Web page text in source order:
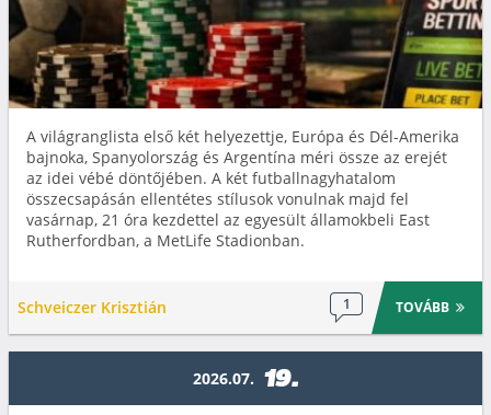
A világranglista első két helyezettje, Európa és Dél-Amerika
bajnoka, Spanyolország és Argentína méri össze az erejét
az idei vébé döntőjében. A két futballnagyhatalom
összecsapásán ellentétes stílusok vonulnak majd fel
vasárnap, 21 óra kezdettel az egyesült államokbeli East
Rutherfordban, a MetLife Stadionban.
Schveiczer Krisztián 1 TOVÁBB
2026.07. 19.